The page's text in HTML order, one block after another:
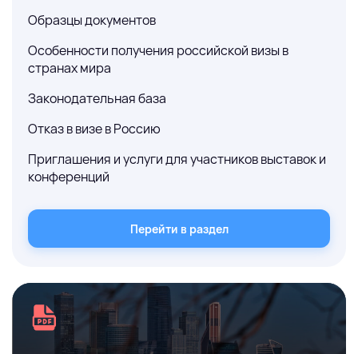
Образцы документов
Особенности получения российской визы в
странах мира
Законодательная база
Отказ в визе в Россию
Приглашения и услуги для участников выставок и
конференций
Перейти в раздел